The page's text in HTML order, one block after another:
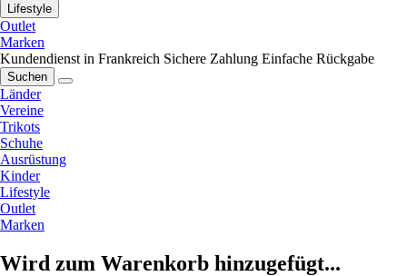
Lifestyle
Outlet
Marken
Kundendienst in Frankreich Sichere Zahlung Einfache Rückgabe
Suchen
Länder
Vereine
Trikots
Schuhe
Ausrüstung
Kinder
Lifestyle
Outlet
Marken
Wird zum Warenkorb hinzugefügt...